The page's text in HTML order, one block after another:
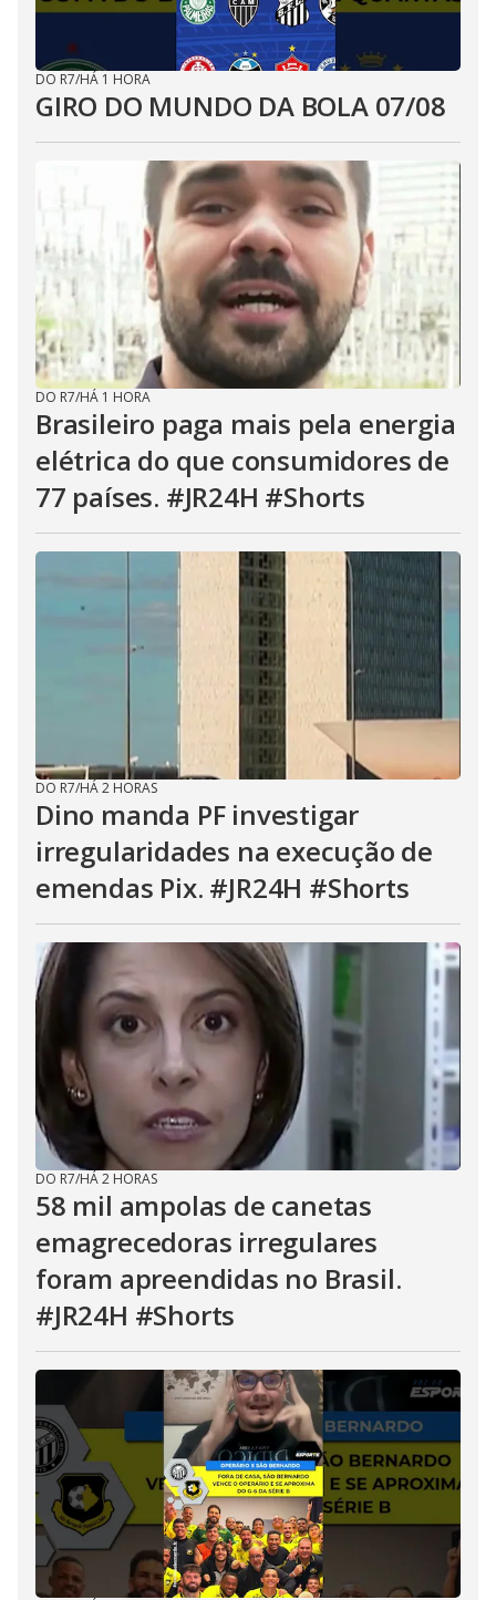
DO R7/HÁ 1 HORA
GIRO DO MUNDO DA BOLA 07/08
DO R7/HÁ 1 HORA
Brasileiro paga mais pela energia
elétrica do que consumidores de
77 países. #JR24H #Shorts
DO R7/HÁ 2 HORAS
Dino manda PF investigar
irregularidades na execução de
emendas Pix. #JR24H #Shorts
DO R7/HÁ 2 HORAS
58 mil ampolas de canetas
emagrecedoras irregulares
foram apreendidas no Brasil.
#JR24H #Shorts